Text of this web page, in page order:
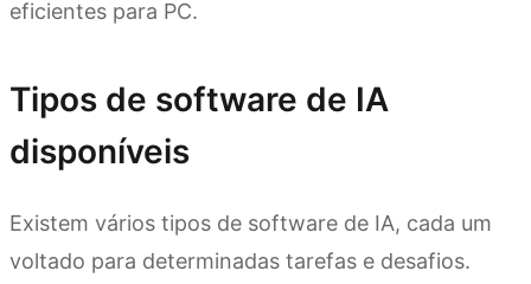
eficientes para PC.
Tipos de software de IA
disponíveis
Existem vários tipos de software de IA, cada um
voltado para determinadas tarefas e desafios.